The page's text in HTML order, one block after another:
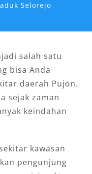
Selorejo
salah satu
bisa Anda
daerah Pujon.
sejak zaman
keindahan
kawasan
pengunjung